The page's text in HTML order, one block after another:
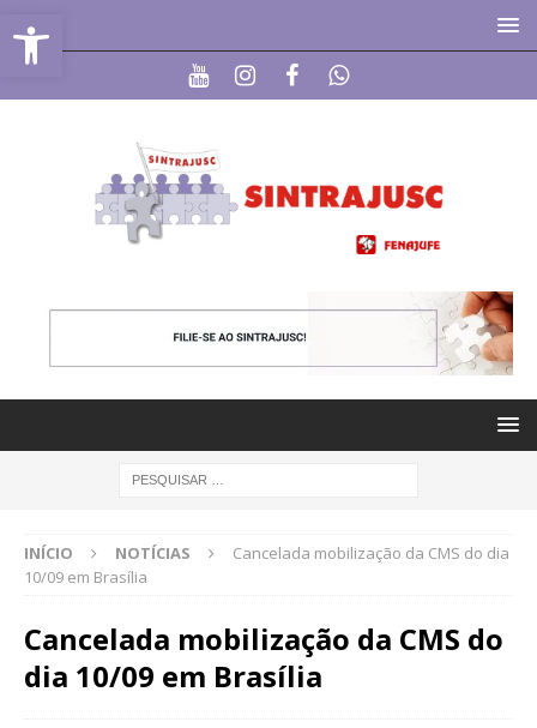
Abrir a barra de ferramentas
INÍCIO NOTÍCIAS
Cancelada mobilização da CMS do dia
10/09 em Brasília
Cancelada mobilização da CMS do
dia 10/09 em Brasília